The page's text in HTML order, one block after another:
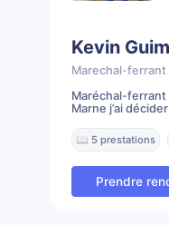
Kevin
Marechal-ferrant
Maréchal-
Marne j’ai
📖 5 prestations
Prendre